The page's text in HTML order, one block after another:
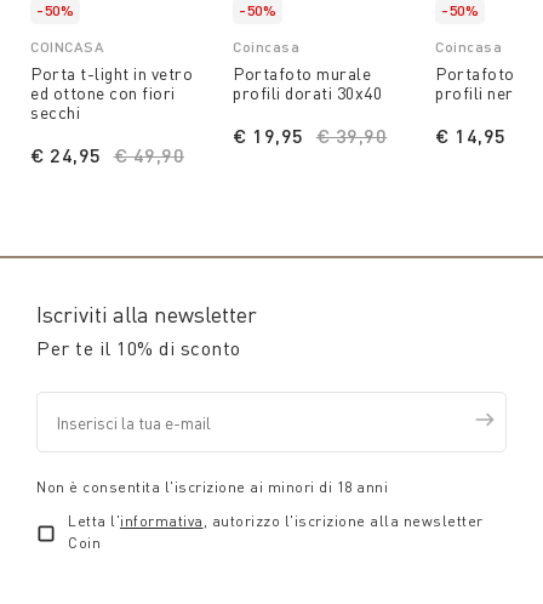
-50%
COINCASA
Porta t-light in vetro
ed ottone con fiori
secchi
Price reduced from
€ 49,90
€ 24,95
-50%
Coincasa
Portafoto murale
profili dorati 30x40
Price reduced from
€ 39,90
€ 19,95
-50%
Coincasa
Portafoto
profili neri
€ 14,95
Iscriviti alla newsletter
Per te il 10% di sconto
Non è consentita l'iscrizione ai minori di 18 anni
Letta l'informativa , autorizzo l'iscrizione alla newsletter
Coin